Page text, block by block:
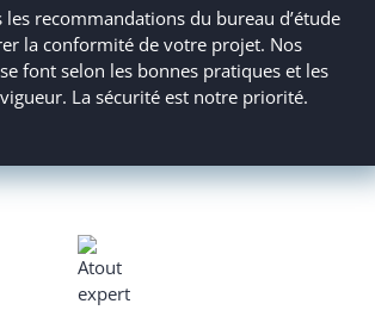
les recommandations du bureau d’étude
la conformité de votre projet. Nos
font selon les bonnes pratiques et les
La sécurité est notre priorité.